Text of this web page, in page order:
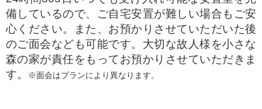
備しているので、ご自宅安置が難しい場合もご安
心ください。また、お預かりさせていただいた後
のご面会なども可能です。大切な故人様を小さな
森の家が責任をもってお預かりさせていただきま
す。
※面会はプランにより異なります。